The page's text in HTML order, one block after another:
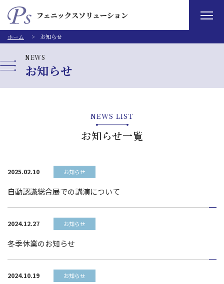
ホーム お知らせ
お知らせ
NEWS
NEWS LIST
お知らせ一覧
2025.02.10 お知らせ
自動認識総合展での講演について
2024.12.27 お知らせ
冬季休業のお知らせ
2024.10.19 お知らせ